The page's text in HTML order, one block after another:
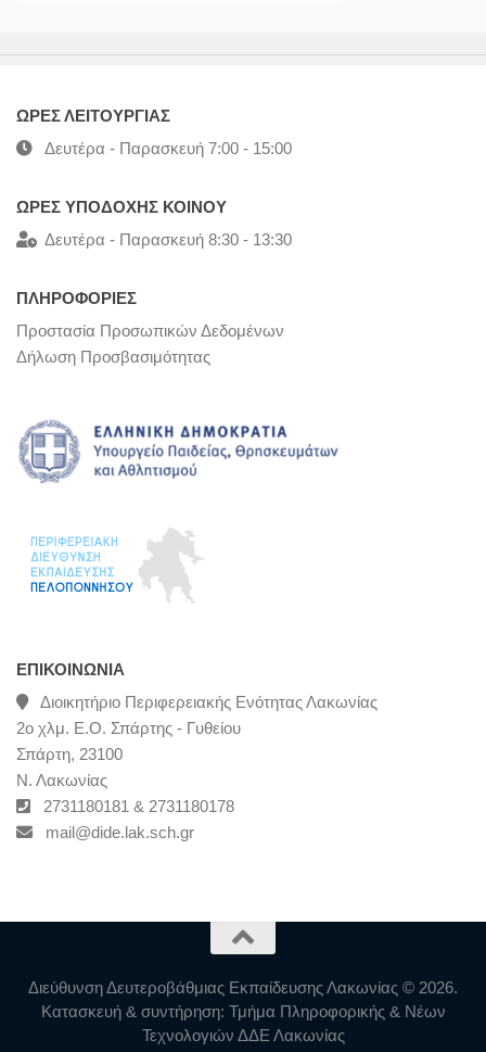
ΩΡΕΣ ΛΕΙΤΟΥΡΓΙΑΣ
Δευτέρα - Παρασκευή 7:00 - 15:00
ΩΡΕΣ ΥΠΟΔΟΧΗΣ ΚΟΙΝΟΥ
Δευτέρα - Παρασκευή 8:30 - 13:30
ΠΛΗΡΟΦΟΡΙΕΣ
Προστασία Προσωπικών Δεδομένων
Δήλωση Προσβασιμότητας
ΕΠΙΚΟΙΝΩΝΊΑ
Διοικητήριο Περιφερειακής Ενότητας Λακωνίας
2ο χλμ. Ε.Ο. Σπάρτης - Γυθείου
Σπάρτη, 23100
Ν. Λακωνίας
2731180181 & 2731180178
mail@dide.lak.sch.gr
Διεύθυνση Δευτεροβάθμιας Εκπαίδευσης Λακωνίας © 2026.
Κατασκευή & συντήρηση: Τμήμα Πληροφορικής & Νέων
Τεχνολογιών ΔΔΕ Λακωνίας